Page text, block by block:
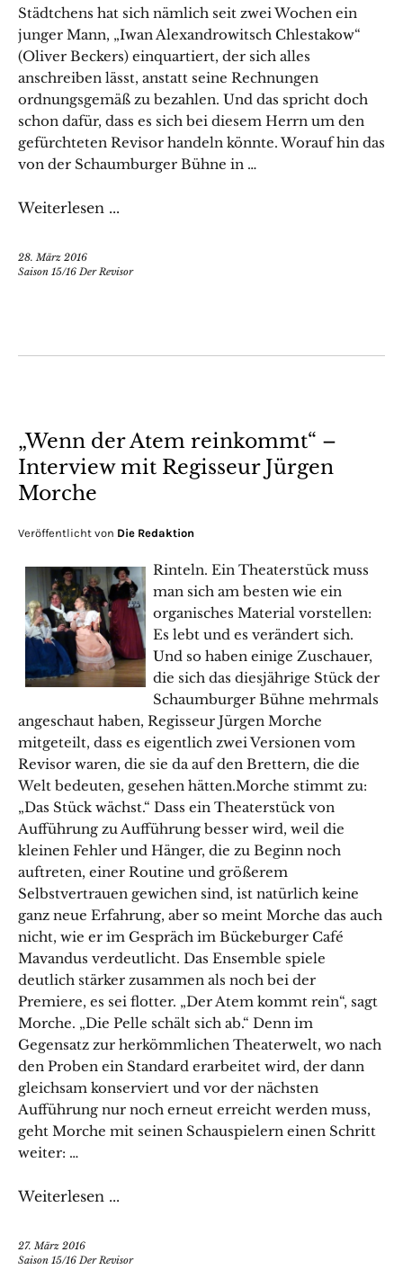
Städtchens hat sich nämlich seit zwei Wochen ein
junger Mann, „Iwan Alexandrowitsch Chlestakow“
(Oliver Beckers) einquartiert, der sich alles
anschreiben lässt, anstatt seine Rechnungen
ordnungsgemäß zu bezahlen. Und das spricht doch
schon dafür, dass es sich bei diesem Herrn um den
gefürchteten Revisor handeln könnte. Worauf hin das
von der Schaumburger Bühne in …
Weiterlesen ...
28. März 2016
Saison 15/16 Der Revisor
„Wenn der Atem reinkommt“ –
Interview mit Regisseur Jürgen
Morche
Veröffentlicht von Die Redaktion
Rinteln. Ein Theaterstück muss
man sich am besten wie ein
organisches Material vorstellen:
Es lebt und es verändert sich.
Und so haben einige Zuschauer,
die sich das diesjährige Stück der
Schaumburger Bühne mehrmals
angeschaut haben, Regisseur Jürgen Morche
mitgeteilt, dass es eigentlich zwei Versionen vom
Revisor waren, die sie da auf den Brettern, die die
Welt bedeuten, gesehen hätten.Morche stimmt zu:
„Das Stück wächst.“ Dass ein Theaterstück von
Aufführung zu Aufführung besser wird, weil die
kleinen Fehler und Hänger, die zu Beginn noch
auftreten, einer Routine und größerem
Selbstvertrauen gewichen sind, ist natürlich keine
ganz neue Erfahrung, aber so meint Morche das auch
nicht, wie er im Gespräch im Bückeburger Café
Mavandus verdeutlicht. Das Ensemble spiele
deutlich stärker zusammen als noch bei der
Premiere, es sei flotter. „Der Atem kommt rein“, sagt
Morche. „Die Pelle schält sich ab.“ Denn im
Gegensatz zur herkömmlichen Theaterwelt, wo nach
den Proben ein Standard erarbeitet wird, der dann
gleichsam konserviert und vor der nächsten
Aufführung nur noch erneut erreicht werden muss,
geht Morche mit seinen Schauspielern einen Schritt
weiter: …
Weiterlesen ...
27. März 2016
Saison 15/16 Der Revisor